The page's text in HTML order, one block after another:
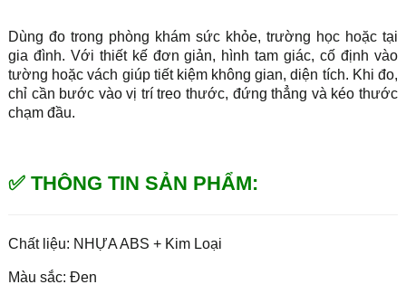
Dùng đo trong phòng khám sức khỏe, trường học hoặc tại
gia đình. Với thiết kế đơn giản, hình tam giác, cố định vào
tường hoặc vách giúp tiết kiệm không gian, diện tích. Khi đo,
chỉ cần bước vào vị trí treo thước, đứng thẳng và kéo thước
chạm đầu.
✅ THÔNG TIN SẢN PHẨM:
Chất liệu: NHỰA ABS + Kim Loại
Màu sắc: Đen